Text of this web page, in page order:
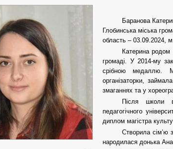
Баранова
Глобинська міська
область – 03.09.2024,
Катерина родом
громаді. У 2014-му
срібною медаллю.
організаторки,
змаганнях та у
Після школи
педагогічного
диплом магістра
Створила сім’ю
народилася донька